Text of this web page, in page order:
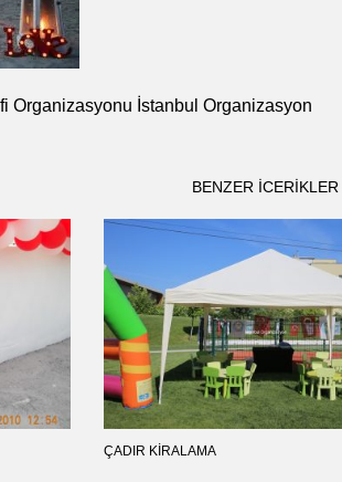
Organizasyonu İstanbul Organizasyon
BENZER ICERIKLER
ÇADIR KIRALAMA